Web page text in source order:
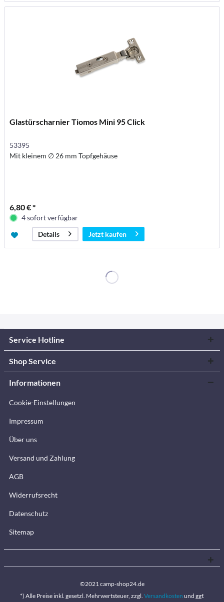
Glastürscharnier Tiomos Mini 95 Click
53395
Mit kleinem ∅ 26 mm Topfgehäuse
6,80 € *
4 sofort verfügbar
Details
Jetzt kaufen
Service Hotline
Shop Service
Informationen
Cookie-Einstellungen
Impressum
Über uns
Versand und Zahlung
AGB
Widerrufsrecht
Datenschutz
Sitemap
©2021 camp-shop24.de
*) Alle Preise inkl. gesetzl. Mehrwertsteuer, zzgl. Versandkosten und ggf.